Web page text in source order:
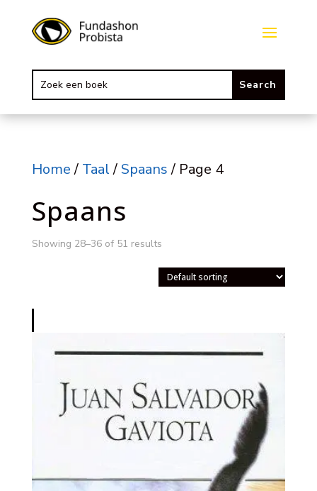
Home/ Taal/Spaans/ Page 4
Spaans
Showing 28–36 of 51 results